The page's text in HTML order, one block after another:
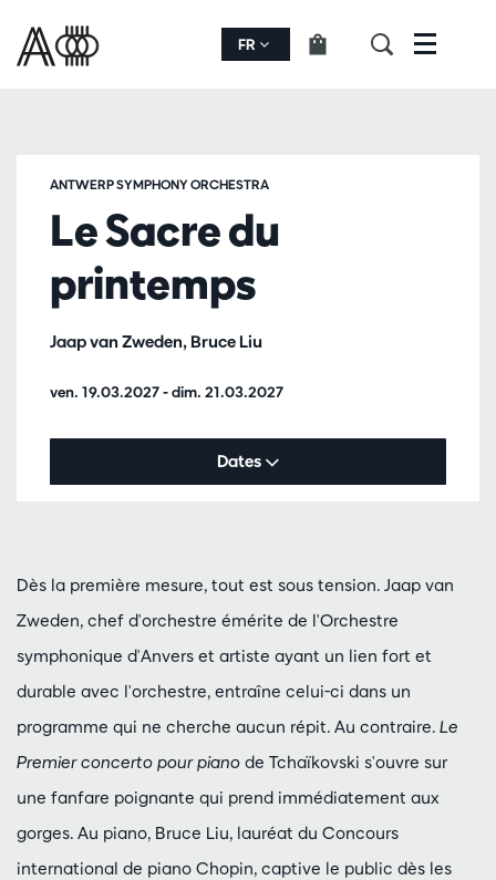
FR Menu
Le Sacre du
printemps
Jaap van Zweden, Bruce Liu
ANTWERP SYMPHONY ORCHESTRA
ven. 19.03.2027-dim. 21.03.2027
Dates
Dès la première mesure, tout est sous tension. Jaap van
Zweden, chef d'orchestre émérite de l'Orchestre
symphonique d'Anvers et artiste ayant un lien fort et
durable avec l'orchestre, entraîne celui-ci dans un
programme qui ne cherche aucun répit. Au contraire. Le
Premier concerto pour piano de Tchaïkovski s'ouvre sur
une fanfare poignante qui prend immédiatement aux
gorges. Au piano, Bruce Liu, lauréat du Concours
international de piano Chopin, captive le public dès les